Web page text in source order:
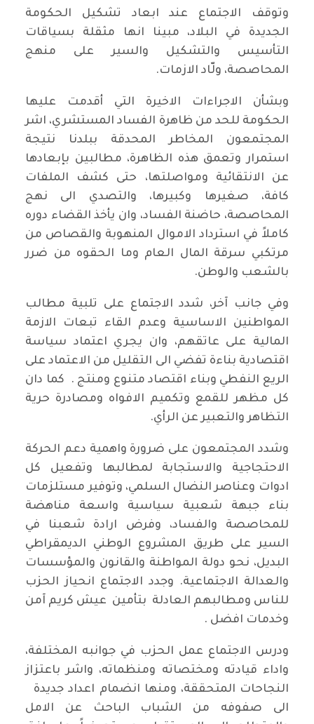
وتوقف الاجتماع عند ابعاد تشكيل الحكومة
الجديدة في البلاد، مبينا انها مثقلة بسياقات
التأسيس والتشكيل والسير على منهج
المحاصصة، ولّاد الازمات.
وبشأن الاجراءات الاخيرة التي أقدمت عليها
الحكومة للحد من ظاهرة الفساد المستشري، اشر
المجتمعون المخاطر المحدقة ببلدنا نتيجة
استمرار وتعمق هذه الظاهرة، مطالبين بإبعادها
عن الانتقائية ومواصلتها، حتى كشف الملفات
كافة، صغيرها وكبيرها، والتصدي الى نهج
المحاصصة، حاضنة الفساد، وان يأخذ القضاء دوره
كاملاً في استرداد الاموال المنهوبة والقصاص من
مرتكبي سرقة المال العام وما الحقوه من ضرر
بالشعب والوطن.
وفي جانب آخر، شدد الاجتماع على تلبية مطالب
المواطنين الاساسية وعدم القاء تبعات الازمة
المالية على عاتقهم، وان يجري اعتماد سياسة
اقتصادية بناءة تفضي الى التقليل من الاعتماد على
الريع النفطي وبناء اقتصاد متنوع ومنتج . كما دان
كل مظهر للقمع وتكميم الافواه ومصادرة حرية
التظاهر والتعبير عن الرأي.
وشدد المجتمعون على ضرورة واهمية دعم الحركة
الاحتجاجية والاستجابة لمطالبها وتفعيل كل
ادوات وعناصر النضال السلمي، وتوفير مستلزمات
بناء جبهة شعبية سياسية واسعة مناهضة
للمحاصصة والفساد، وفرض ارادة شعبنا في
السير على طريق المشروع الوطني الديمقراطي
البديل، نحو دولة المواطنة والقانون والمؤسسات
والعدالة الاجتماعية. وجدد الاجتماع انحياز الحزب
للناس ومطالبهم العادلة بتأمين عيش كريم آمن
وخدمات افضل .
ودرس الاجتماع عمل الحزب في جوانبه المختلفة،
واداء قيادته ومختصاته ومنظماته، واشر باعتزاز
النجاحات المتحققة، ومنها انضمام اعداد جديدة
الى صفوفه من الشباب الباحث عن الامل